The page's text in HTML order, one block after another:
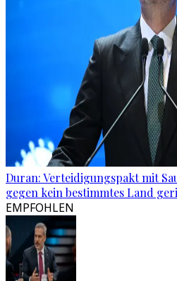
Duran: Verteidigungspakt mit
gegen kein bestimmtes Land
EMPFOHLEN